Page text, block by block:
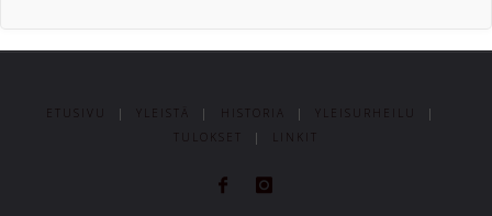
ETUSIVU | YLEISTÄ | HISTORIA | YLEISURHEILU
|
TULOKSET
| LINKIT